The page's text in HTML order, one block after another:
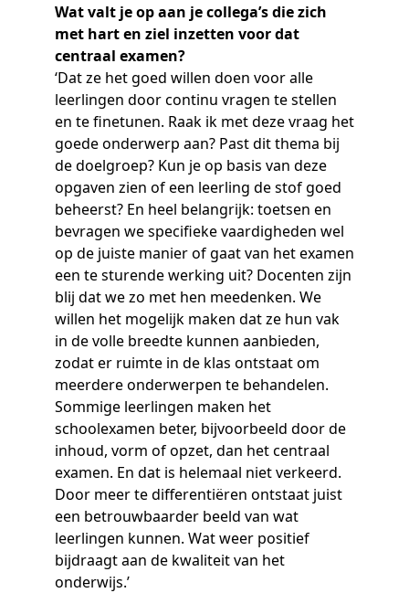
Wat valt je op aan je collega’s die zich
met hart en ziel inzetten voor dat
centraal examen?
‘Dat ze het goed willen doen voor alle
leerlingen door continu vragen te stellen
en te finetunen. Raak ik met deze vraag het
goede onderwerp aan? Past dit thema bij
de doelgroep? Kun je op basis van deze
opgaven zien of een leerling de stof goed
beheerst? En heel belangrijk: toetsen en
bevragen we specifieke vaardigheden wel
op de juiste manier of gaat van het examen
een te sturende werking uit? Docenten zijn
blij dat we zo met hen meedenken. We
willen het mogelijk maken dat ze hun vak
in de volle breedte kunnen aanbieden,
zodat er ruimte in de klas ontstaat om
meerdere onderwerpen te behandelen.
Sommige leerlingen maken het
schoolexamen beter, bijvoorbeeld door de
inhoud, vorm of opzet, dan het centraal
examen. En dat is helemaal niet verkeerd.
Door meer te differentiëren ontstaat juist
een betrouwbaarder beeld van wat
leerlingen kunnen. Wat weer positief
bijdraagt aan de kwaliteit van het
onderwijs.’